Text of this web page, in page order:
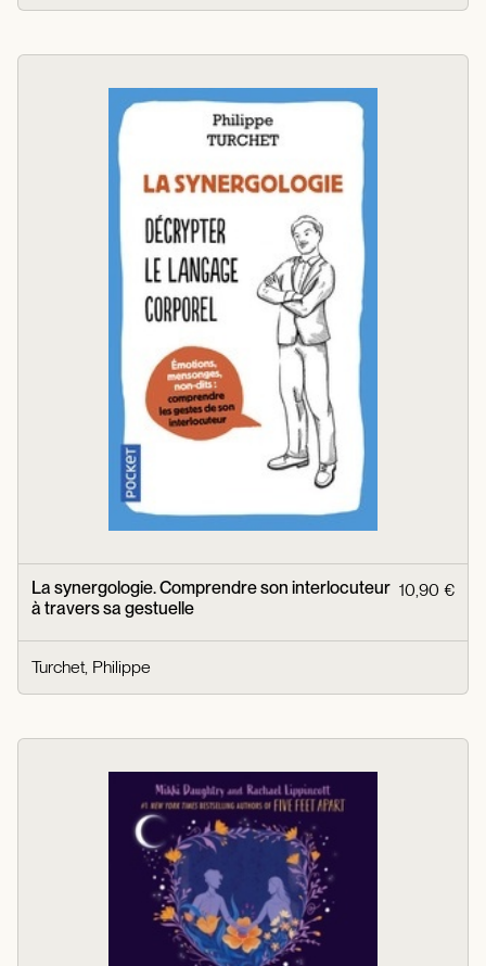
La synergologie. Comprendre son interlocuteur
à travers sa gestuelle
10,90 €
Turchet, Philippe